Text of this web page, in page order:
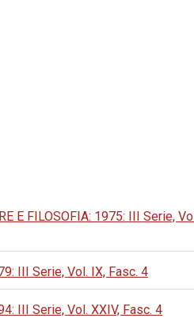
E FILOSOFIA: 1975: III Serie,
III Serie, Vol. IX, Fasc. 4
III Serie, Vol. XXIV, Fasc. 4